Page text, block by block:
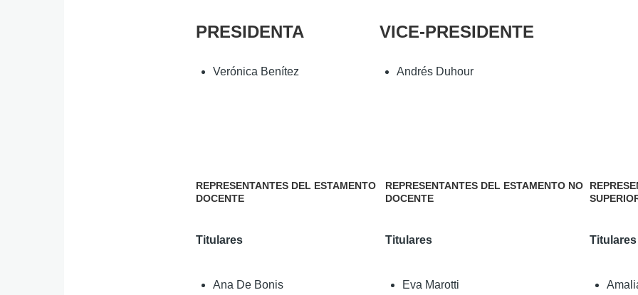
PRESIDENTA
Verónica Benítez
VICE-PRESIDENTE
Andrés Duhour
REPRESENTANTES DEL ESTAMENTO
DOCENTE
Titulares
Ana De Bonis
REPRESENTANTES DEL ESTAMENTO NO
DOCENTE
Titulares
Eva Marotti
Titulares